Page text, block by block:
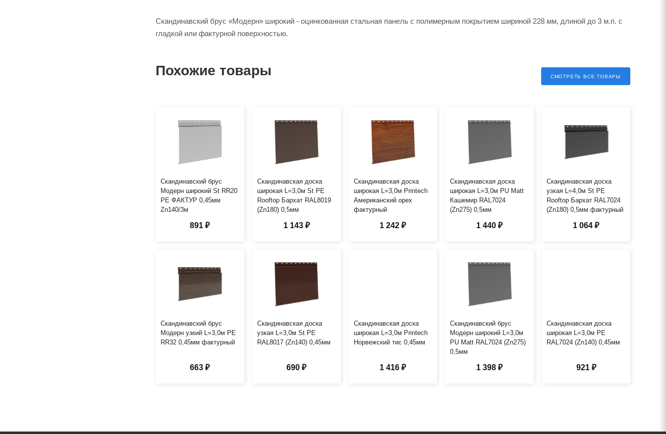
Скандинавский брус «Модерн» широкий - оцинкованная стальная панель с полимерным покрытием шириной 228 мм, длиной до 3 м.п. с
гладкой или фактурной поверхностью.
Похожие товары СМОТРЕТЬ ВСЕ ТОВАРЫ
Скандинавский брус
Модерн широкий St RR20
PE ФАКТУР 0,45мм
Zn140/3м
891 ₽
Скандинавская доска
широкая L=3,0м St PE
Rooftop Бархат RAL8019
(Zn180) 0,5мм
1 143 ₽
Скандинавская доска
широкая L=3,0м Printech
Американский орех
фактурный
1 242 ₽
Скандинавская доска
широкая L=3,0м PU Matt
Кашемир RAL7024
(Zn275) 0,5мм
1 440 ₽
Скандинавская доска
узкая L=4,0м St PE
Rooftop Бархат RAL7024
(Zn180) 0,5мм фактурный
1 064 ₽
Скандинавский брус
Модерн узкий L=3,0м PE
RR32 0,45мм фактурный
663 ₽
Скандинавская доска
узкая L=3,0м St PE
RAL8017 (Zn140) 0,45мм
690 ₽
Скандинавская доска
широкая L=3,0м Printech
Норвежский тис 0,45мм
1 416 ₽
Скандинавский брус
Модерн широкий L=3,0м
PU Matt RAL7024 (Zn275)
0,5мм
1 398 ₽
Скандинавская доска
широкая L=3,0м PE
RAL7024 (Zn140) 0,45мм
921 ₽